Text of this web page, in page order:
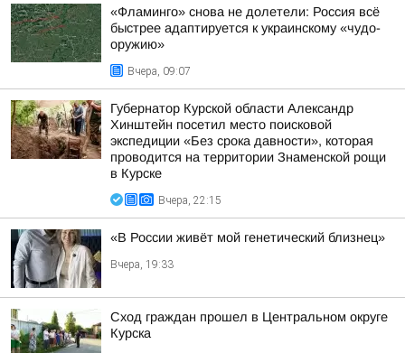
«Фламинго» снова не долетели: Россия всё
быстрее адаптируется к украинскому «чудо-
оружию»
Вчера, 09:07
Губернатор Курской области Александр
Хинштейн посетил место поисковой
экспедиции «Без срока давности», которая
проводится на территории Знаменской рощи
в Курске
Вчера, 22:15
«В России живёт мой генетический близнец»
Вчера, 19:33
Сход граждан прошел в Центральном округе
Курска